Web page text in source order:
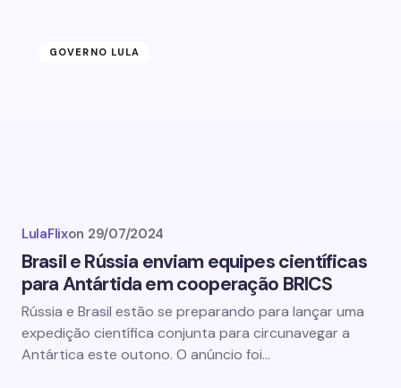
GOVERNO LULA
LulaFlixon 29/07/2024
Brasil e Rússia enviam equipes científicas
para Antártida em cooperação BRICS
Rússia e Brasil estão se preparando para lançar uma
expedição científica conjunta para circunavegar a
Antártica este outono. O anúncio foi…